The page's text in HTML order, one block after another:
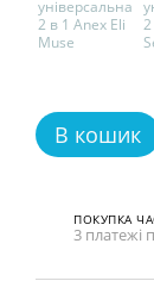
В кошик
ПОКУПКА
3 платежі